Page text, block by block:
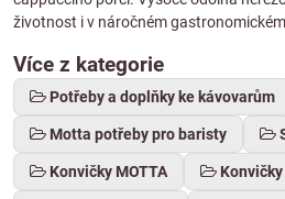
životnost i v náročném
Více z kategorie
Potřeby a doplňky ke kávovarům
Motta potřeby pro baristy
Konvičky MOTTA